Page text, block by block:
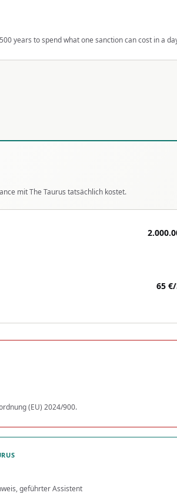
years to spend what one sanction can cost in a
mit The Taurus tatsächlich kostet.
65 €
(EU) 2024/900.
geführter Assistent